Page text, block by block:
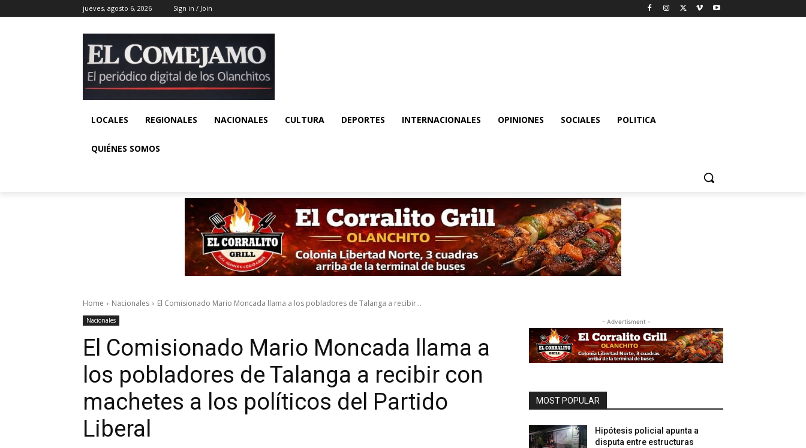
jueves, agosto 6, 2026 Sign in / Join
LOCALES REGIONALES NACIONALES CULTURA DEPORTES INTERNACIONALES OPINIONES SOCIALES POLITICA
QUIÉNES SOMOS
Home Nacionales El Comisionado Mario Moncada llama a los pobladores de Talanga a recibir...
Nacionales
El Comisionado Mario Moncada llama a
los pobladores de Talanga a recibir con
machetes a los políticos del Partido
Liberal
- Advertisment -
MOST POPULAR
Hipótesis policial apunta a
disputa entre estructuras